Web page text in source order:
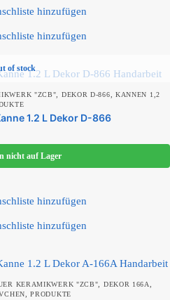
hinzufügen
hinzufügen
of stock
"ZCB" DEKOR D-866
KANNEN 1,2
1.2 L Dekor D-866
nicht auf Lager
hinzufügen
hinzufügen
KERAMIKWERK "ZCB" DEKOR 166A
,PRODUKTE